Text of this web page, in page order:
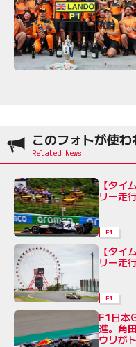
このフォトが使
【タ
リー走
F1
【タ
リー走
F1
F1日本
進。角
ウリが